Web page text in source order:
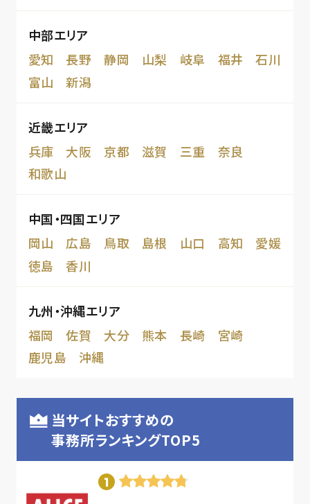
中部エリア
愛知
長野 静岡 山梨 岐阜 福井
石川
富山
新潟
近畿エリア
兵庫
大阪 京都 滋賀 三重
奈良
和歌山
中国・四国エリア
岡山
広島 鳥取 島根 山口 高知
愛媛
徳島
香川
九州・沖縄エリア
福岡
佐賀 大分 熊本 長崎
宮崎
鹿児島
沖縄
当サイトおすすめの
事務所ランキングTOP5